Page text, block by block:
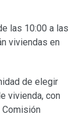
las 10:00 a las
viviendas en
de elegir
vivienda, con